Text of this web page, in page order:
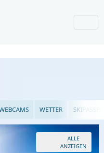
WETTER
ALLE
ANZEIGEN